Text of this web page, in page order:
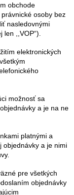
obchode
osoby bez
nasledovnými
,,VOP“).
elektronických
možnosť sa
a je na ne
platnými a
objednávky a je nimi
pre všetkých
objednávky